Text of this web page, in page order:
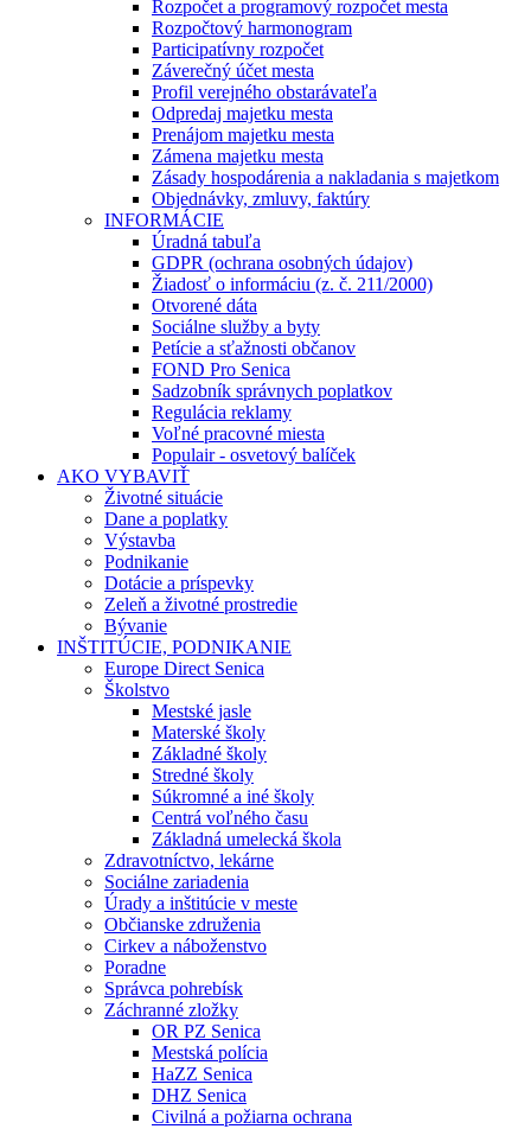
Rozpočet a programový rozpočet mesta
Rozpočtový harmonogram
Participatívny rozpočet
Záverečný účet mesta
Profil verejného obstarávateľa
Odpredaj majetku mesta
Prenájom majetku mesta
Zámena majetku mesta
Zásady hospodárenia a nakladania s majetkom
Objednávky, zmluvy, faktúry
INFORMÁCIE
Úradná tabuľa
GDPR (ochrana osobných údajov)
Žiadosť o informáciu (z. č. 211/2000)
Otvorené dáta
Sociálne služby a byty
Petície a sťažnosti občanov
FOND Pro Senica
Sadzobník správnych poplatkov
Regulácia reklamy
Voľné pracovné miesta
Populair - osvetový balíček
AKO VYBAVIŤ
Životné situácie
Dane a poplatky
Výstavba
Podnikanie
Dotácie a príspevky
Zeleň a životné prostredie
Bývanie
INŠTITÚCIE, PODNIKANIE
Europe Direct Senica
Školstvo
Mestské jasle
Materské školy
Základné školy
Stredné školy
Súkromné a iné školy
Centrá voľného času
Základná umelecká škola
Zdravotníctvo, lekárne
Sociálne zariadenia
Úrady a inštitúcie v meste
Občianske združenia
Cirkev a náboženstvo
Poradne
Správca pohrebísk
Záchranné zložky
OR PZ Senica
Mestská polícia
HaZZ Senica
DHZ Senica
Civilná a požiarna ochrana